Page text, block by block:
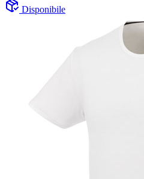
Disponibile